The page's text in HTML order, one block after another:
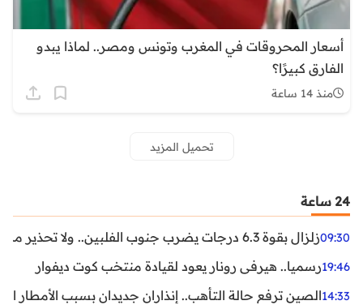
أسعار المحروقات في المغرب وتونس ومصر.. لماذا يبدو
الفارق كبيرًا؟
منذ 14 ساعة
تحميل المزيد
24 ساعة
09:30زلزال بقوة 6.3 درجات يضرب جنوب الفلبين.. ولا تحذير من تسونامي حتى الآن
19:46رسميا.. هيرفي رونار يعود لقيادة منتخب كوت ديفوار
14:33الصين ترفع حالة التأهب.. إنذاران جديدان بسبب الأمطار